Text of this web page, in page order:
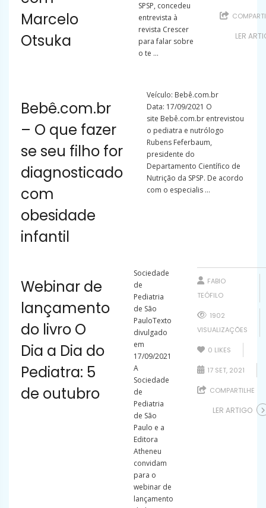
Marcelo
Otsuka
SPSP, concedeu
entrevista à
revista Crescer
para falar sobre
o te ...
LER
Bebê.com.br
– O que fazer
se seu filho for
diagnosticado
com
obesidade
infantil
Veículo: Bebê.com.br
Data: 17/09/2021 O
site Bebê.com.br entrevistou
o pediatra e nutrólogo
Rubens Feferbaum,
presidente do
Departamento Científico de
Nutrição da SPSP. De acordo
com o especialis ...
Webinar de
lançamento
do livro O
Dia a Dia do
Pediatra: 5
de outubro
Sociedade
de
Pediatria
de São
PauloTexto
divulgado
em
17/09/2021
A
Sociedade
de
Pediatria
de São
Paulo e a
Editora
Atheneu
convidam
para o
webinar de
lançamento
FABIO
TEÓFILO
1902
VISUALIZAÇÕES
0 LIKES
17 SET, 2021
COMPARTILHE
LER ARTIGO